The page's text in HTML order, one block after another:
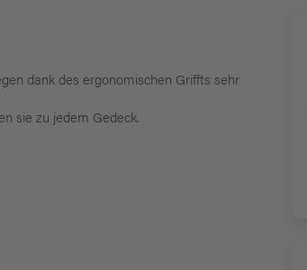
dank des ergonomischen Griffts sehr
sie zu jedem Gedeck.